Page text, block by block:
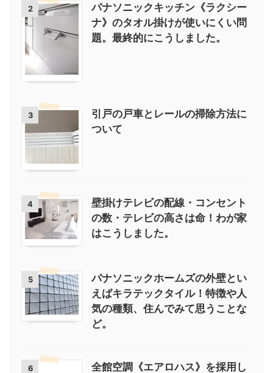
2
パナソニックキッチン《ラクシー
ナ》のタオル掛けが使いにくい問
題。最終的にこうしました。
3
引戸の戸車とレールの掃除方法に
ついて
4
壁掛けテレビの配線・コンセント
の数・テレビの高さは命！わが家
はこうしました。
5
パナソニックホームズの外壁とい
えばキラテックタイル！特徴や人
気の種類、住んでみて思うことな
ど。
6 全館空調《エアロハス》を採用し